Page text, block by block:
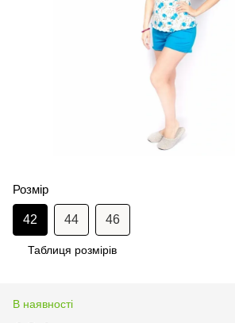
Розмір
42 44 46
Таблиця розмірів
В наявності